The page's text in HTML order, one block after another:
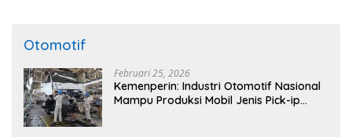
Otomotif
Februari 25, 2026
Kemenperin: Industri Otomotif Nasional
Mampu Produksi Mobil Jenis Pick-ip